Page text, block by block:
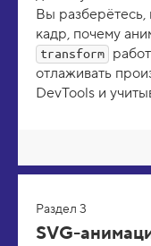
Вы разберётесь,
кадр, почему
transform
отлаживать
DevTools и
Раздел 3
SVG-